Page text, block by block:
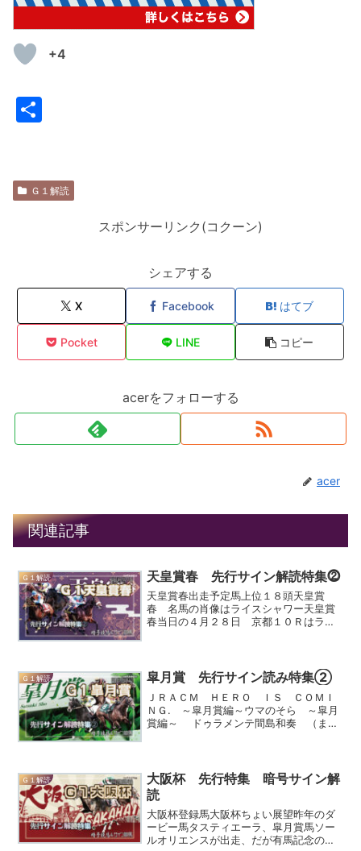
+4
Ｇ１解読
スポンサーリンク(コクーン)
シェアする
X Facebook はてブ
Pocket LINE コピー
acerをフォローする
acer
関連記事
Ｇ１解読 天皇賞春 先行サイン解読特集⓶
天皇賞春出走予定馬上位１８頭天皇賞
春 名馬の肖像はライスシャワー天皇賞
春当日の４月２８日 京都１０Ｒはライ
イスシャワーが名馬の肖像で...
Ｇ１解読 皐月賞 先行サイン読み特集②
ＪＲＡＣＭ ＨＥＲＯ ＩＳ ＣＯＭＩ
ＮＧ. ～皐月賞編～ウマのそら ～皐月
賞編～ ドゥラメンテ間島和奏 （まじ
プ Ｓｏｍｅｄａｙ ...
Ｇ１解読
大阪杯 先行特集 暗号サイン解
読
大阪杯登録馬大阪杯ちょい展望昨年のダ
ービー馬タスティエーラ、皐月賞馬ソー
ルオリエンスが出走、だが有馬記念の結